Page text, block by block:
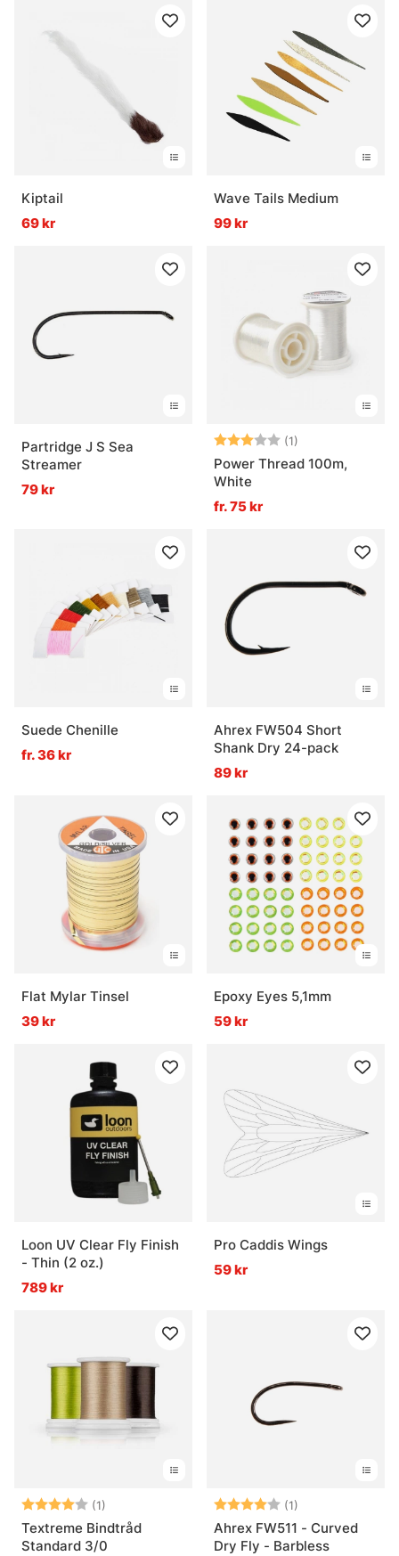
Kiptail
69 kr
Wave Tails Medium
99 kr
Partridge J S Sea
Streamer
79 kr
Betyg: (1)
Power Thread 100m,
White
fr. 75 kr
Suede Chenille
fr. 36 kr
Ahrex FW504 Short
Shank Dry 24-pack
89 kr
Flat Mylar Tinsel
39 kr
Epoxy Eyes 5,1mm
59 kr
Loon UV Clear Fly Finish
- Thin (2 oz.)
789 kr
Pro Caddis Wings
59 kr
Betyg: (1)
4.0 utav 5 stjärnor
Textreme Bindtråd
Standard 3/0
Betyg: (1)
Ahrex FW511 - Curved
Dry Fly - Barbless